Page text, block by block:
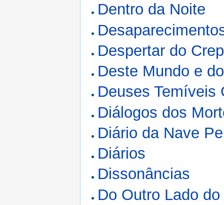
Dentro da Noite
Despertar do
Deste Mundo e
Deuses Temíveis
Diálogos dos
Diário da Nave
Diários
Dissonâncias
Do Outro Lado do